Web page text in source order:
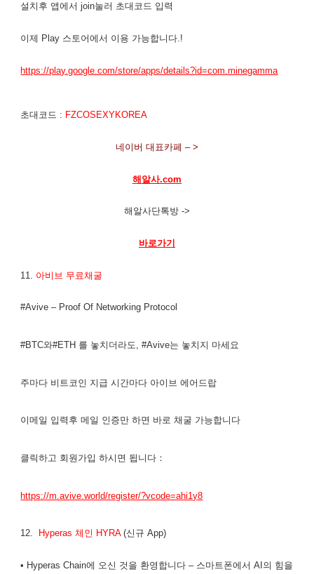
설치후 앱에서 join눌러 초대코드 입력
이제 Play 스토어에서 이용 가능합니다.!
https://play.google.com/store/apps/details?id=com.minegamma
초대코드 : FZCOSEXYKOREA
네이버 대표카페 – >
해알사.com
해알사단톡방 ->
바로가기
11. 아비브 무료채굴
#Avive – Proof Of Networking Protocol
#BTC와#ETH 를 놓치더라도, #Avive는 놓치지 마세요
주마다 비트코인 지급 시간마다 아이브 에어드랍
이메일 입력후 메일 인증만 하면 바로 채굴 가능합니다
클릭하고 회원가입 하시면 됩니다：
https://m.avive.world/register/?vcode=ahi1y8
12. Hyperas 체인 HYRA(신규 App)
• Hyperas Chain에 오신 것을 환영합니다 – 스마트폰에서 AI의 힘을